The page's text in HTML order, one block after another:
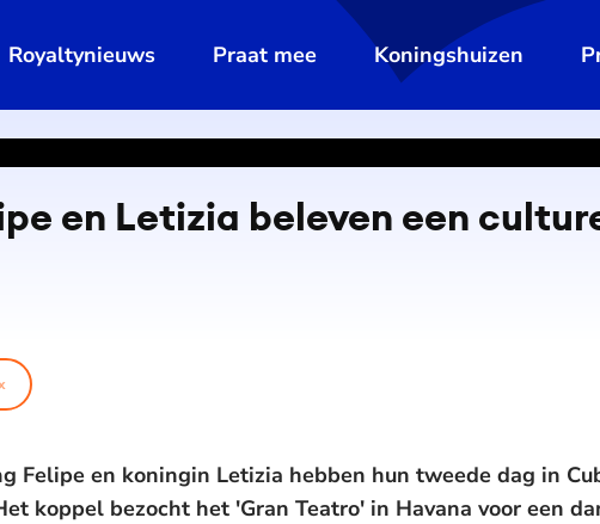
Royaltynieuws Praat mee Koningshuizen
en Letizia beleven een
Felipe en koningin Letizia hebben hun tweede dag in
koppel bezocht het 'Gran Teatro' in Havana voor een